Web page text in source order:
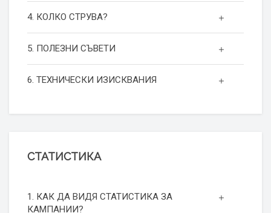
4. КОЛКО СТРУВА?
5. ПОЛЕЗНИ СЪВЕТИ
6. ТЕХНИЧЕСКИ ИЗИСКВАНИЯ
СТАТИСТИКА
1. КАК ДА ВИДЯ СТАТИСТИКА ЗА
КАМПАНИИ?